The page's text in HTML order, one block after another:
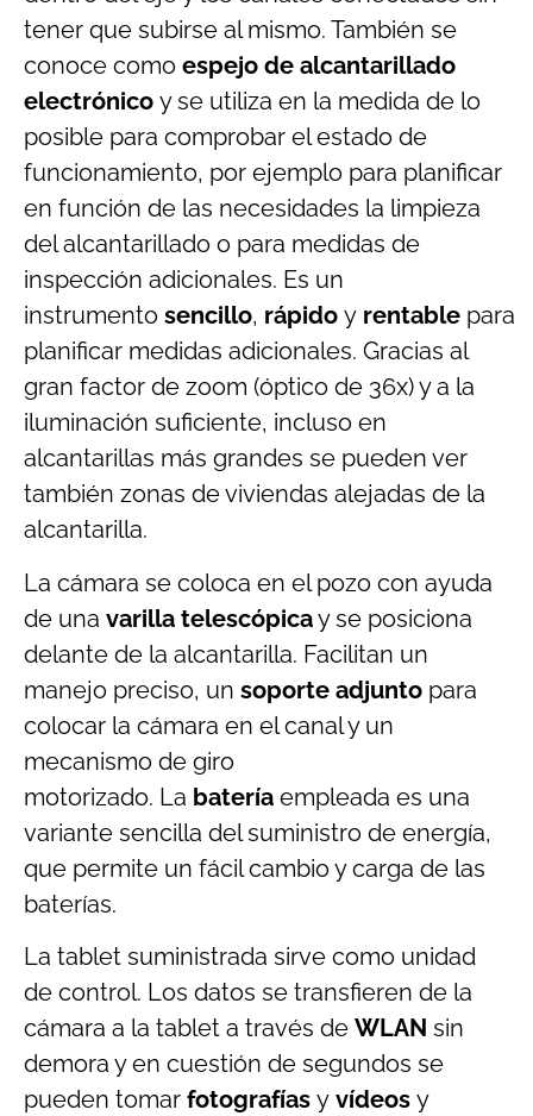
tener que subirse al mismo. También se
conoce como espejo de alcantarillado
electrónico y se utiliza en la medida de lo
posible para comprobar el estado de
funcionamiento, por ejemplo para planificar
en función de las necesidades la limpieza
del alcantarillado o para medidas de
inspección adicionales. Es un
instrumento sencillo, rápido y rentable para
planificar medidas adicionales. Gracias al
gran factor de zoom (óptico de 36x) y a la
iluminación suficiente, incluso en
alcantarillas más grandes se pueden ver
también zonas de viviendas alejadas de la
alcantarilla.
La cámara se coloca en el pozo con ayuda
de una varilla telescópicay se posiciona
delante de la alcantarilla. Facilitan un
manejo preciso, un soporte adjunto para
colocar la cámara en el canal y un
mecanismo de giro
motorizado. La batería empleada es una
variante sencilla del suministro de energía,
que permite un fácil cambio y carga de las
baterías.
La tablet suministrada sirve como unidad
de control. Los datos se transfieren de la
cámara a la tablet a través de WLAN sin
demora y en cuestión de segundos se
pueden tomar fotografías y vídeos y